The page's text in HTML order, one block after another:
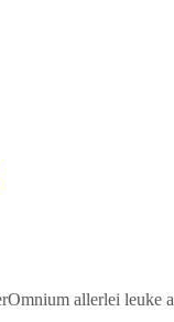
allerlei leuke